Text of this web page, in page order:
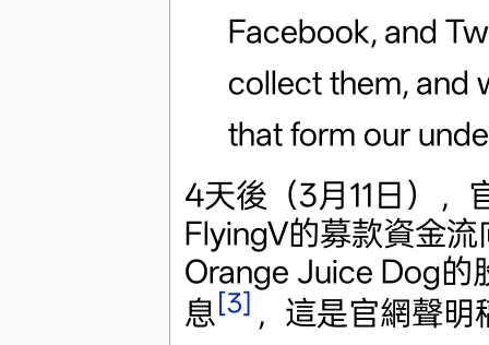
Facebook, and
collect them, and
that form our
4天後（3月11日），
FlyingV的募款資金
Orange Juice Dog的
息 [3] ，這是官網聲明